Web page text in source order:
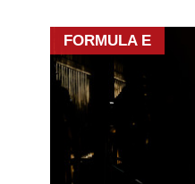
FORMULA E